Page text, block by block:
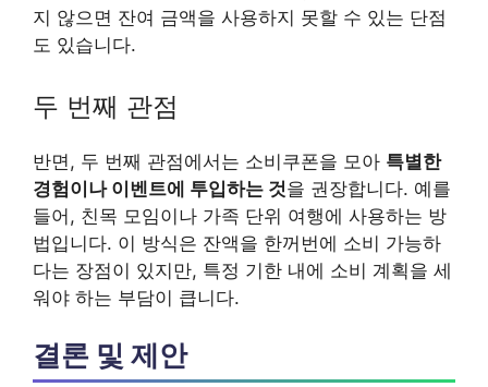
지 않으면 잔여 금액을 사용하지 못할 수 있는 단점
도 있습니다.
두 번째 관점
반면, 두 번째 관점에서는 소비쿠폰을 모아 특별한
경험이나 이벤트에 투입하는 것을 권장합니다. 예를
들어, 친목 모임이나 가족 단위 여행에 사용하는 방
법입니다. 이 방식은 잔액을 한꺼번에 소비 가능하
다는 장점이 있지만, 특정 기한 내에 소비 계획을 세
워야 하는 부담이 큽니다.
결론 및 제안